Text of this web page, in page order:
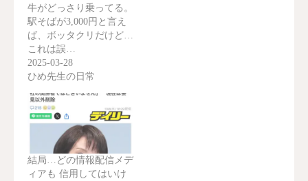
牛がどっさり乗ってる。
駅そばが3,000円と言え
ば、ボッタクリだけど…
これは誤…
2025-03-28
ひめ先生の日常
結局…どの情報配信メデ
ィアも 信用してはいけ